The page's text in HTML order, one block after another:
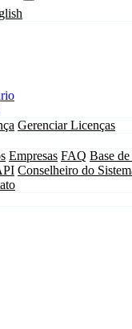
Gerenciar Licenças
Empresas FAQ Base
Conselheiro do